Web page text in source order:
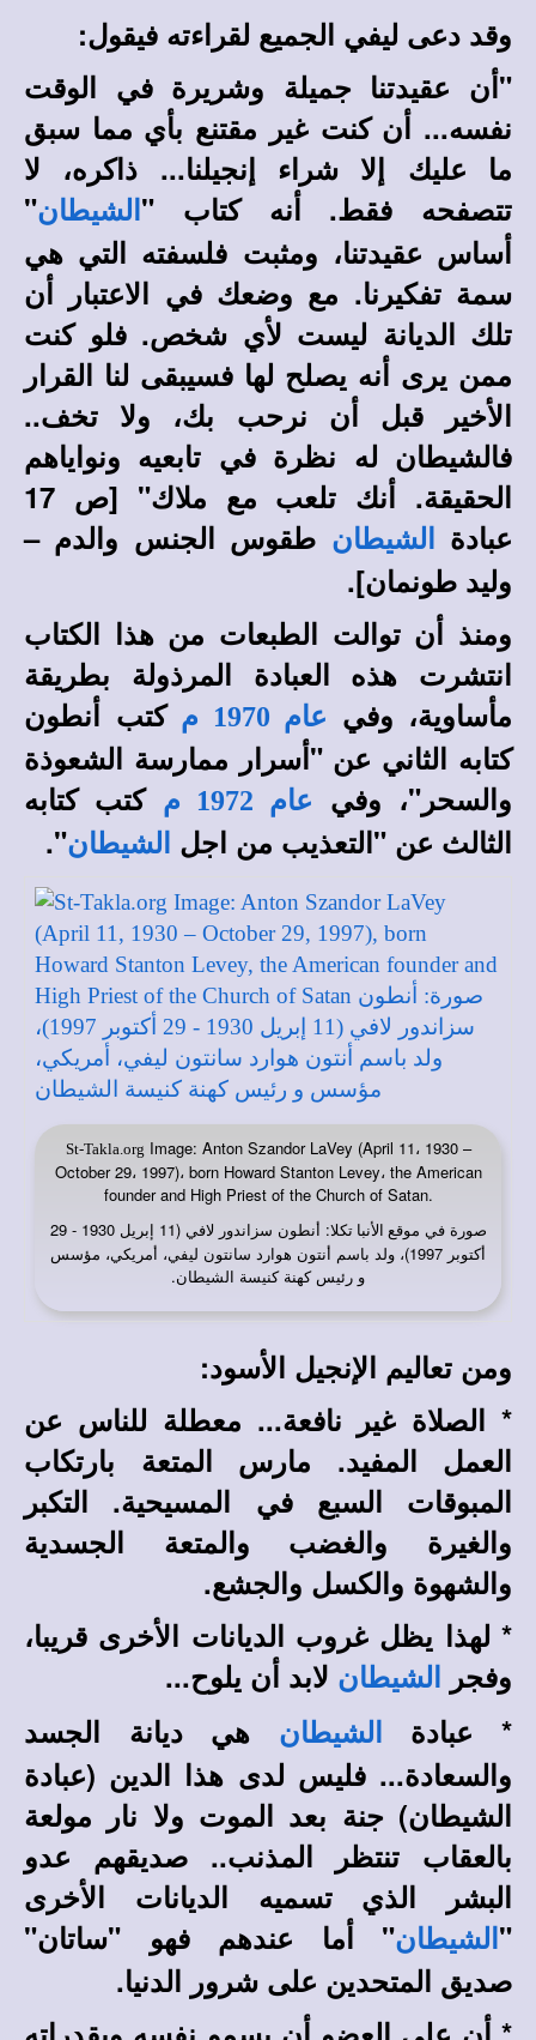
وقد دعى ليفي الجميع لقراءته فيقول:
"أن عقيدتنا جميلة وشريرة في الوقت
نفسه... أن كنت غير مقتنع بأي مما سبق
ما عليك إلا شراء إنجيلنا... ذاكره، لا
تتصفحه فقط. أنه كتاب " الشيطان"
أساس عقيدتنا، ومثبت فلسفته التي هي
سمة تفكيرنا. مع وضعك في الاعتبار أن
تلك الديانة ليست لأي شخص. فلو كنت
ممن يرى أنه يصلح لها فسيبقى لنا القرار
الأخير قبل أن نرحب بك، ولا تخف..
فالشيطان له نظرة في تابعيه ونواياهم
الحقيقة. أنك تلعب مع ملاك" [ص 17
عبادة
الشيطان طقوس الجنس والدم –
وليد طونمان].
ومنذ أن توالت الطبعات من هذا الكتاب
انتشرت هذه العبادة المرذولة بطريقة
مأساوية، وفي عام 1970 م
كتب أنطون
كتابه الثاني عن "أسرار ممارسة الشعوذة
والسحر"، وفي
عام 1972 م
كتب كتابه
الثالث عن "التعذيب من اجل
الشيطان".
St-Takla.org Image: Anton Szandor LaVey (April 11، 1930 –
October 29، 1997)، born Howard Stanton Levey، the American
founder and High Priest of the Church of Satan.
صورة في موقع الأنبا تكلا
: أنطون سزاندور لافي (11 إبريل 1930 - 29
أكتوبر 1997)، ولد باسم أنتون هوارد سانتون ليفي، أمريكي، مؤسس
و رئيس كهنة كنيسة الشيطان.
ومن تعاليم الإنجيل الأسود:
* الصلاة غير نافعة... معطلة للناس عن
العمل المفيد. مارس المتعة بارتكاب
المبوقات السبع في المسيحية. التكبر
والغيرة والغضب والمتعة الجسدية
والشهوة والكسل والجشع.
* لهذا يظل غروب الديانات الأخرى قريبا،
وفجر
الشيطان لابد أن يلوح...
* عبادة
الشيطان
هي ديانة الجسد
والسعادة... فليس لدى هذا الدين (عبادة
الشيطان) جنة بعد الموت ولا نار مولعة
بالعقاب تنتظر المذنب.. صديقهم عدو
البشر الذي تسميه الديانات الأخرى
" الشيطان" أما عندهم فهو "ساتان"
صديق المتحدين على شرور الدنيا.